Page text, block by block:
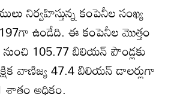
నిర్వహిస్తున్న కంపెనీల సంఖ్య
ఉండేది. ఈ కంపెనీల మొత్తం
105.77 బిలియన్ పౌండ్లకు
వాణిజ్య 47.4 బిలియన్ డాలర్లుగా
శాతం అధికం.